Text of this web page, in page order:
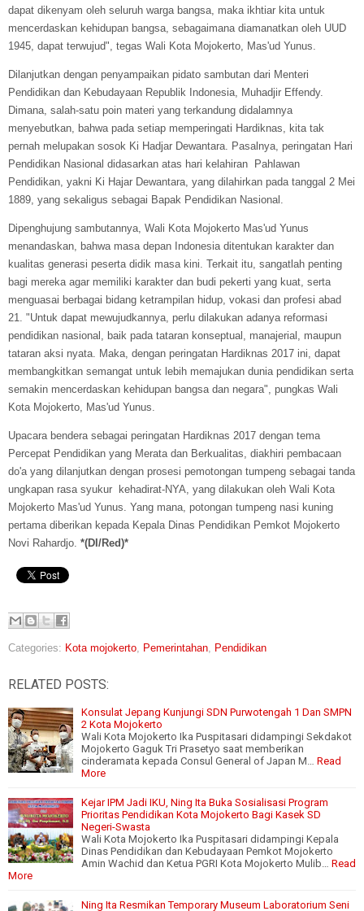
dapat dikenyam oleh seluruh warga bangsa, maka ikhtiar kita untuk
mencerdaskan kehidupan bangsa, sebagaimana diamanatkan oleh UUD
1945, dapat terwujud", tegas Wali Kota Mojokerto, Mas'ud Yunus.
Dilanjutkan dengan penyampaikan pidato sambutan dari Menteri
Pendidikan dan Kebudayaan Republik Indonesia, Muhadjir Effendy.
Dimana, salah-satu poin materi yang terkandung didalamnya
menyebutkan, bahwa pada setiap memperingati Hardiknas, kita tak
pernah melupakan sosok Ki Hadjar Dewantara. Pasalnya, peringatan Hari
Pendidikan Nasional didasarkan atas hari kelahiran Pahlawan
Pendidikan, yakni Ki Hajar Dewantara, yang dilahirkan pada tanggal 2 Mei
1889, yang sekaligus sebagai Bapak Pendidikan Nasional.
Dipenghujung sambutannya, Wali Kota Mojokerto Mas'ud Yunus
menandaskan, bahwa masa depan Indonesia ditentukan karakter dan
kualitas generasi peserta didik masa kini. Terkait itu, sangatlah penting
bagi mereka agar memiliki karakter dan budi pekerti yang kuat, serta
menguasai berbagai bidang ketrampilan hidup, vokasi dan profesi abad
21. "Untuk dapat mewujudkannya, perlu dilakukan adanya reformasi
pendidikan nasional, baik pada tataran konseptual, manajerial, maupun
tataran aksi nyata. Maka, dengan peringatan Hardiknas 2017 ini, dapat
membangkitkan semangat untuk lebih memajukan dunia pendidikan serta
semakin mencerdaskan kehidupan bangsa dan negara", pungkas Wali
Kota Mojokerto, Mas'ud Yunus.
Upacara bendera sebagai peringatan Hardiknas 2017 dengan tema
Percepat Pendidikan yang Merata dan Berkualitas, diakhiri pembacaan
do'a yang dilanjutkan dengan prosesi pemotongan tumpeng sebagai tanda
ungkapan rasa syukur kehadirat-NYA, yang dilakukan oleh Wali Kota
Mojokerto Mas'ud Yunus. Yang mana, potongan tumpeng nasi kuning
pertama diberikan kepada Kepala Dinas Pendidikan Pemkot Mojokerto
Novi Rahardjo. *(DI/Red)*
Categories: Kota mojokerto Pemerintahan Pendidikan
RELATED POSTS:
Konsulat Jepang Kunjungi SDN Purwotengah 1 Dan SMPN
2 Kota Mojokerto
Wali Kota Mojokerto Ika Puspitasari didampingi Sekdakot
Mojokerto Gaguk Tri Prasetyo saat memberikan
cinderamata kepada Consul General of Japan M…
Read
More
Kejar IPM Jadi IKU, Ning Ita Buka Sosialisasi Program
Prioritas Pendidikan Kota Mojokerto Bagi Kasek SD
Negeri-Swasta
Wali Kota Mojokerto Ika Puspitasari didampingi Kepala
Dinas Pendidikan dan Kebudayaan Pemkot Mojokerto
Amin Wachid dan Ketua PGRI Kota Mojokerto Mulib…
Read
More
Ning Ita Resmikan Temporary Museum Laboratorium Seni